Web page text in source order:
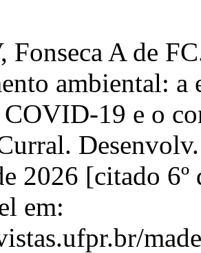
Fonseca A de
ambiental: a
19 e o
2026 [citado
em: